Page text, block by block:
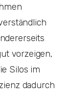
vorzeigen,
Silos im
dadurch